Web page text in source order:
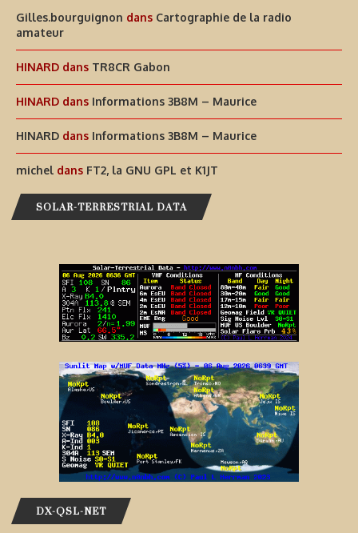
Gilles.bourguignon dans Cartographie de la radio
amateur
HINARD dans TR8CR Gabon
HINARD dans Informations 3B8M – Maurice
HINARD dans Informations 3B8M – Maurice
michel dans FT2, la GNU GPL et K1JT
SOLAR-TERRESTRIAL DATA
DX-QSL-NET